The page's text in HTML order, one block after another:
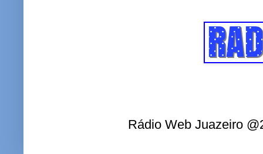
Rádio Web Juazeiro